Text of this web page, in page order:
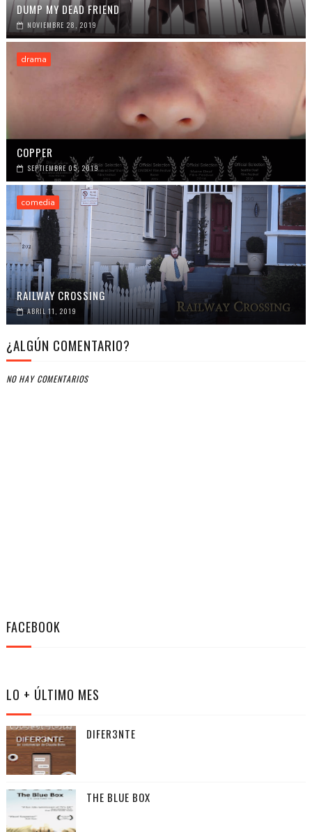
DUMP MY DEAD FRIEND
NOVIEMBRE 28, 2019
drama
COPPER
SEPTIEMBRE 05, 2019
comedia
RAILWAY CROSSING
ABRIL 11, 2019
¿ALGÚN COMENTARIO?
NO HAY COMENTARIOS
FACEBOOK
LO + ÚLTIMO MES
DIFER3NTE
THE BLUE BOX